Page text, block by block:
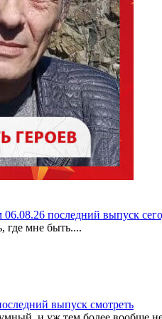
последний выпуск
где мне быть....
выпуск смотреть